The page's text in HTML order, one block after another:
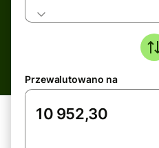
Przewalutowano na